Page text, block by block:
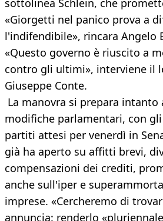
sottolinea Schlein, che
«Giorgetti nel panico prova a
l'indifendibile», rincara Angelo
«Questo governo è riuscito a
contro gli ultimi», interviene il
Giuseppe Conte.
La manovra si prepara intanto
modifiche parlamentari, con
partiti attesi per venerdì in
già ha aperto su affitti brevi,
compensazioni dei crediti,
anche sull'iper e
imprese. «Cercheremo di
annuncia: renderlo